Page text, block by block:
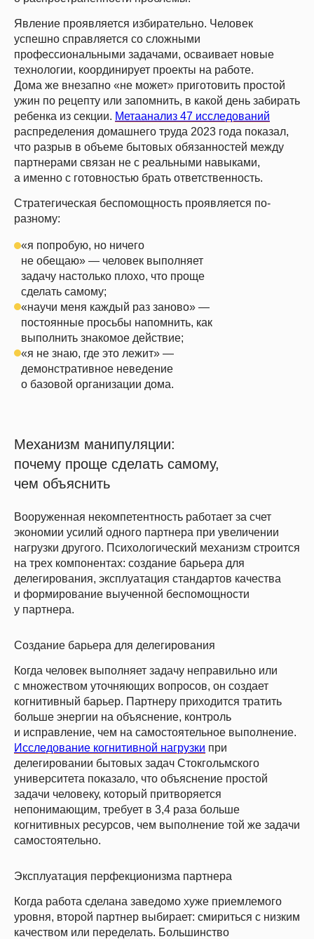
Явление проявляется избирательно. Человек
успешно справляется со сложными
профессиональными задачами, осваивает новые
технологии, координирует проекты на работе.
Дома же внезапно «не может» приготовить простой
ужин по рецепту или запомнить, в какой день забирать
ребенка из секции. Метаанализ 47 исследований
распределения домашнего труда 2023 года показал,
что разрыв в объеме бытовых обязанностей между
партнерами связан не с реальными навыками,
а именно с готовностью брать ответственность.
Стратегическая беспомощность проявляется по-
разному:
«я попробую, но ничего
не обещаю» — человек выполняет
задачу настолько плохо, что проще
сделать самому;
«научи меня каждый раз заново» —
постоянные просьбы напомнить, как
выполнить знакомое действие;
«я не знаю, где это лежит» —
демонстративное неведение
о базовой организации дома.
Механизм манипуляции:
почему проще сделать самому,
чем объяснить
Вооруженная некомпетентность работает за счет
экономии усилий одного партнера при увеличении
нагрузки другого. Психологический механизм строится
на трех компонентах: создание барьера для
делегирования, эксплуатация стандартов качества
и формирование выученной беспомощности
у партнера.
Создание барьера для делегирования
Когда человек выполняет задачу неправильно или
с множеством уточняющих вопросов, он создает
когнитивный барьер. Партнеру приходится тратить
больше энергии на объяснение, контроль
и исправление, чем на самостоятельное выполнение.
Исследование когнитивной нагрузки при
делегировании бытовых задач Стокгольмского
университета показало, что объяснение простой
задачи человеку, который притворяется
непонимающим, требует в 3,4 раза больше
когнитивных ресурсов, чем выполнение той же задачи
самостоятельно.
Эксплуатация перфекционизма партнера
Когда работа сделана заведомо хуже приемлемого
уровня, второй партнер выбирает: смириться с низким
качеством или переделать. Большинство